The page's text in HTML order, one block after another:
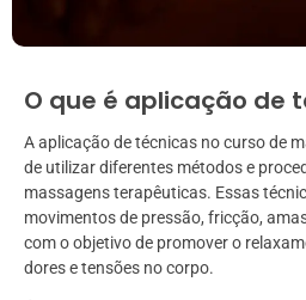
O que é aplicação de
A aplicação de técnicas no curso de
de utilizar diferentes métodos e
massagens terapêuticas. Essas
movimentos de pressão, fricção,
com o objetivo de promover o
dores e tensões no corpo.